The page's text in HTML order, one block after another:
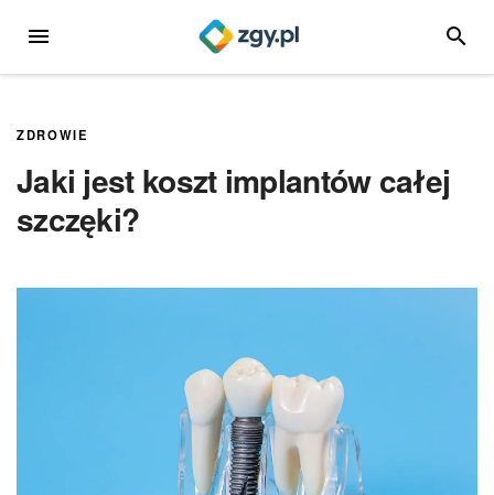
MENU
ZDROWIE
Jaki jest koszt implantów całej
szczęki?